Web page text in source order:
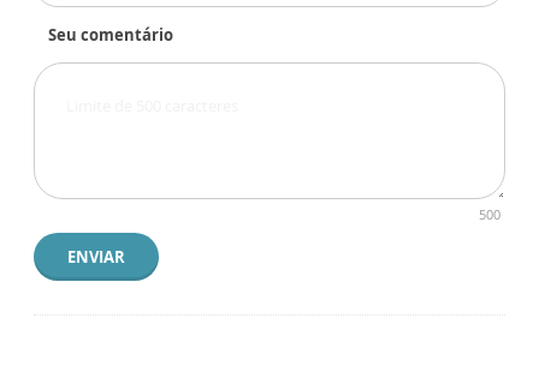
Seu comentário
500
ENVIAR